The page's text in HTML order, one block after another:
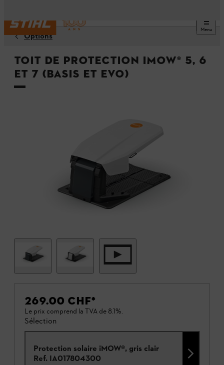
Menu
Options
Toit de protection iMOW® 5, 6
et 7 (Basis et EVO)
269.00 CHF*
Le prix comprend la TVA de 8.1%.
Sélection
Protection solaire iMOW®, gris clair
Ref. IA017804300